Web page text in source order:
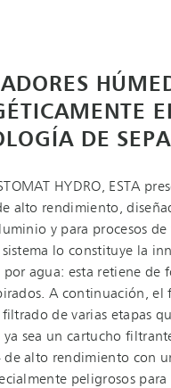
DE
HYDRO, ESTA
alto rendimiento,
y para procesos
lo constituye la
por agua: esta retiene de
A continuación,
filtrado de varias etapas
sea un cartucho
de alto rendimiento con
peligrosos